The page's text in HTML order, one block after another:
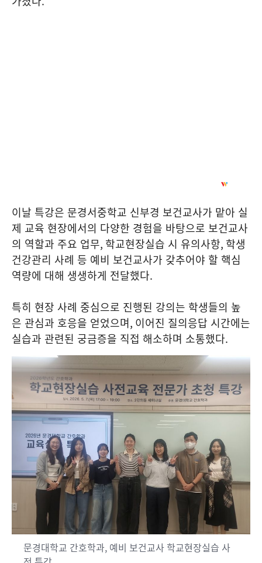
이날 특강은 문경서중학교 신부경 보건교사가 맡아 실
제 교육 현장에서의 다양한 경험을 바탕으로 보건교사
의 역할과 주요 업무, 학교현장실습 시 유의사항, 학생
건강관리 사례 등 예비 보건교사가 갖추어야 할 핵심
역량에 대해 생생하게 전달했다.
특히 현장 사례 중심으로 진행된 강의는 학생들의 높
은 관심과 호응을 얻었으며, 이어진 질의응답 시간에는
실습과 관련된 궁금증을 직접 해소하며 소통했다.
문경대학교 간호학과, 예비 보건교사 학교현장실습 사